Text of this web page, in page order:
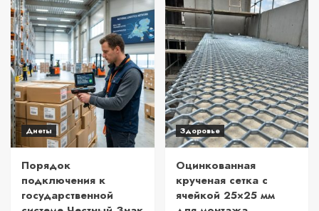
Диеты
Порядок
подключения к
государственной
Здоровье
Оцинкованная
крученая сетка с
ячейкой 25×25 мм